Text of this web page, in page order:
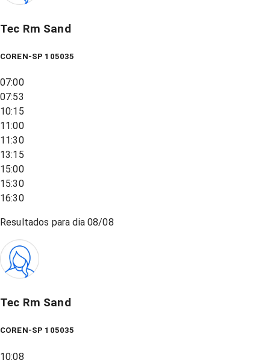
Tec Rm Sand
COREN-SP 105035
07:00
07:53
10:15
11:00
11:30
13:15
15:00
15:30
16:30
Resultados para dia08/08
Tec Rm Sand
COREN-SP 105035
10:08